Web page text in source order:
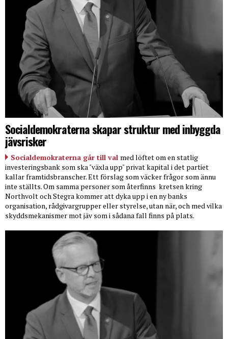
Socialdemokraterna skapar struktur med inbyggda
jävsrisker
Socialdemokraterna går till val med löftet om en statlig
investeringsbank som ska "växla upp" privat kapital i det partiet
kallar framtidsbranscher. Ett förslag som väcker frågor som ännu
inte ställts. Om samma personer som återfinns kretsen kring
Northvolt och Stegra kommer att dyka upp i en ny banks
organisation, rådgivargrupper eller styrelse, utan när, och med vilka
skyddsmekanismer mot jäv som i sådana fall finns på plats.